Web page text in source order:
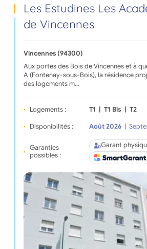
Les Estudines Les
de Vincennes
Vincennes (94300)
Aux portes des Bois de Vincennes et à
A (Fontenay-sous-Bois), la résidence
des logements m…
Logements : T1 T1 Bis T2
Disponibilités : Août 2026
Garanties
possibles :
Garant